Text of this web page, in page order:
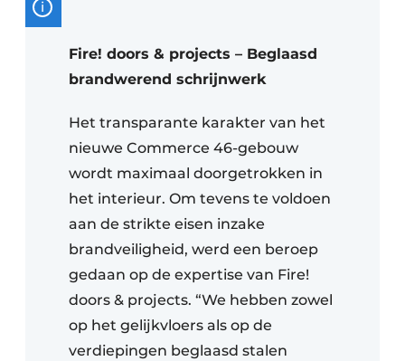
Fire! doors & projects – Beglaasd
brandwerend schrijnwerk
Het transparante karakter van het
nieuwe Commerce 46-gebouw
wordt maximaal doorgetrokken in
het interieur. Om tevens te voldoen
aan de strikte eisen inzake
brandveiligheid, werd een beroep
gedaan op de expertise van Fire!
doors & projects. “We hebben zowel
op het gelijkvloers als op de
verdiepingen beglaasd stalen